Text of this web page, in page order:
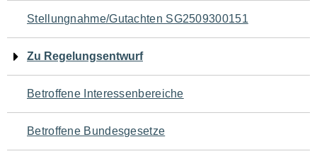
Navigation
für
den
Seiteninhalt
Stellungnahme/Gutachten SG2509300151
Zu Regelungsentwurf
Betroffene Interessenbereiche
Betroffene Bundesgesetze